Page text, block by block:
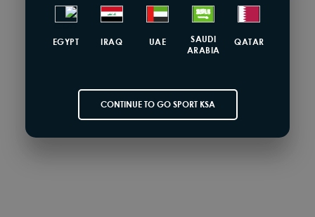
QATAR
SAUDI
ARABIA
UAE
IRAQ
EGYPT
CONTINUE TO GO SPORT KSA